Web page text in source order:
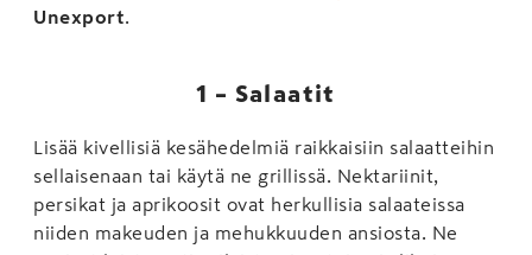
Unexport.
1 – Salaatit
Lisää kivellisiä kesähedelmiä raikkaisiin salaatteihin
sellaisenaan tai käytä ne grillissä. Nektariinit,
persikat ja aprikoosit ovat herkullisia salaateissa
niiden makeuden ja mehukkuuden ansiosta. Ne